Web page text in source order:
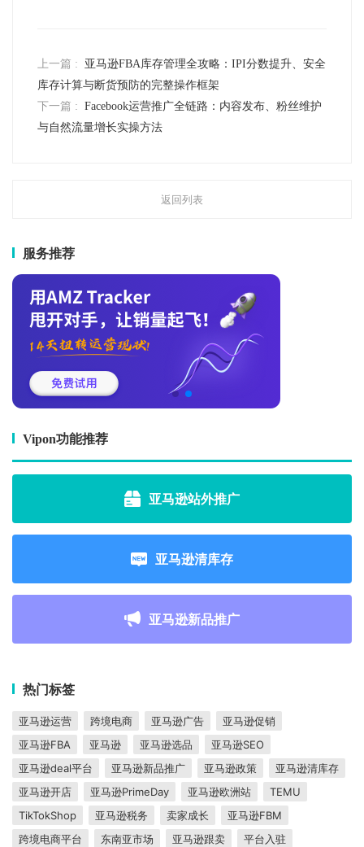
上一篇 :
亚马逊FBA库存管理全攻略：IPI分数提升、安全
库存计算与断货预防的完整操作框架
下一篇 : Facebook运营推广全链路：内容发布、粉丝维护
与自然流量增长实操方法
返回列表
服务推荐
Vipon功能推荐
亚马逊站外推广
亚马逊清库存
亚马逊新品推广
热门标签
亚马逊运营 跨境电商 亚马逊广告
亚马逊促销
亚马逊FBA
亚马逊 亚马逊选品
亚马逊SEO
亚马逊deal平台
亚马逊新品推广 亚马逊政策
亚马逊清库存
亚马逊开店
亚马逊PrimeDay 亚马逊欧洲站
TEMU
TikTokShop
亚马逊税务 卖家成长
亚马逊FBM
跨境电商平台
东南亚市场 亚马逊跟卖
平台入驻